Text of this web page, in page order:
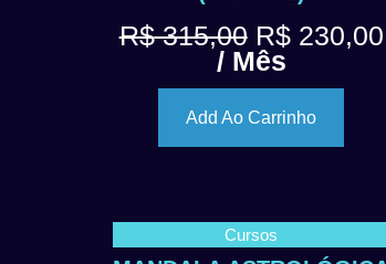
R$315,00 R$230,00
/ Mês
Add Ao Carrinho
Cursos